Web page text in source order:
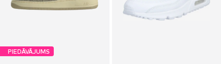
PIEDĀVĀJUMS